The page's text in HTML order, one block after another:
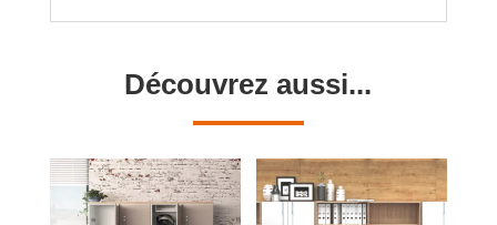
Découvrez aussi...